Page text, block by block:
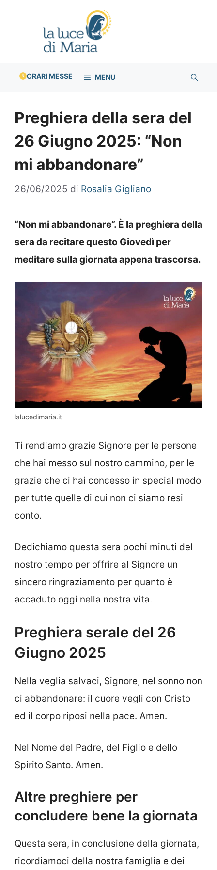
ORARI MESSE MENU
Preghiera della sera del
26 Giugno 2025: “Non
mi abbandonare”
26/06/2025 di Rosalia Gigliano
“Non mi abbandonare”. È la preghiera della
sera da recitare questo Giovedì per
meditare sulla giornata appena trascorsa.
lalucedimaria.it
Ti rendiamo grazie Signore per le persone
che hai messo sul nostro cammino, per le
grazie che ci hai concesso in special modo
per tutte quelle di cui non ci siamo resi
conto.
Dedichiamo questa sera pochi minuti del
nostro tempo per offrire al Signore un
sincero ringraziamento per quanto è
accaduto oggi nella nostra vita.
Preghiera serale del 26
Giugno 2025
Nella veglia salvaci, Signore, nel sonno non
ci abbandonare: il cuore vegli con Cristo
ed il corpo riposi nella pace. Amen.
Nel Nome del Padre, del Figlio e dello
Spirito Santo. Amen.
Altre preghiere per
concludere bene la giornata
Questa sera, in conclusione della giornata,
ricordiamoci della nostra famiglia e dei